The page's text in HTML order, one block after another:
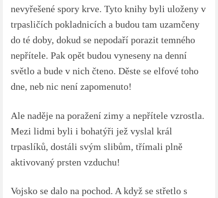
nevyřešené spory krve. Tyto knihy byli uloženy v
trpasličích pokladnicích a budou tam uzamčeny
do té doby, dokud se nepodaří porazit temného
nepřítele. Pak opět budou vyneseny na denní
světlo a bude v nich čteno. Děste se elfové toho
dne, neb nic není zapomenuto!
Ale naděje na poražení zimy a nepřítele vzrostla.
Mezi lidmi byli i bohatýři jež vyslal král
trpaslíků, dostáli svým slibům, třímali plně
aktivovaný prsten vzduchu!
Vojsko se dalo na pochod. A když se střetlo s